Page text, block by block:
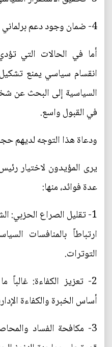
4- ضمان وجود دعم برلماني للحكومة.
أما في الحالات التي
انقسام سياسي يمنع
السياسية إلى البحث عن
في القبول واسع.
ودعاة هذا التوجه لديهم
يرى المؤيدون لاختيار
عدة فوائد، منها:
1- تقليل الصراع الحزبي:
ارتباطاً بالمنافسات
التوترات.
2- تعزيز الكفاءة: غالباً
أساس الخبرة والكفاءة
3- مكافحة الفساد